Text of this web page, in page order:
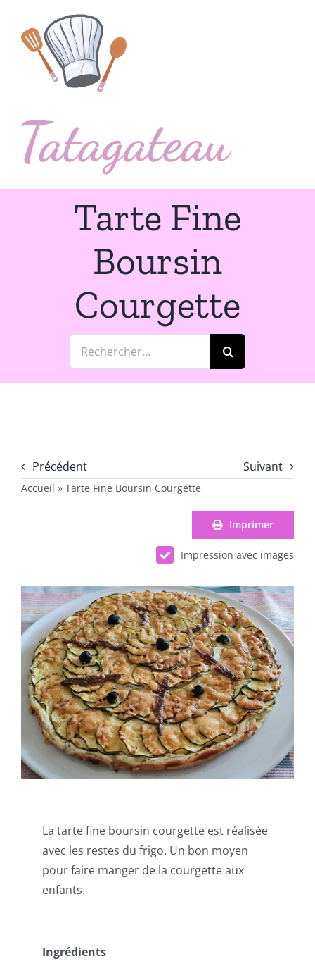
contenu
Tarte Fine
Boursin
Courgette
Rechercher:
Précédent Suivant
Accueil » Tarte Fine Boursin Courgette
Imprimer
Impression avec images
La tarte fine boursin courgette est réalisée
avec les restes du frigo. Un bon moyen
pour faire manger de la courgette aux
enfants.
Ingrédients